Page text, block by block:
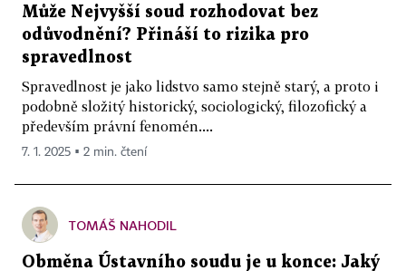
Může Nejvyšší soud rozhodovat bez
odůvodnění? Přináší to rizika pro
spravedlnost
Spravedlnost je jako lidstvo samo stejně starý, a proto i
podobně složitý historický, sociologický, filozofický a
především právní fenomén....
7. 1. 2025 ▪ 2 min. čtení
TOMÁŠ NAHODIL
Obměna Ústavního soudu je u konce: Jaký